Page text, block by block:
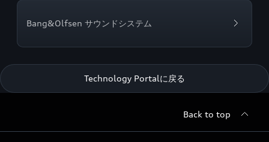
Bang&Olfsen サウンドシステム
Technology Portalに戻る
Back to top